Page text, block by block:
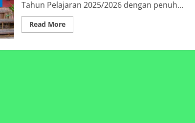
Tahun Pelajaran 2025/2026 dengan penuh...
Read MoreRead
more
PELEPASAN